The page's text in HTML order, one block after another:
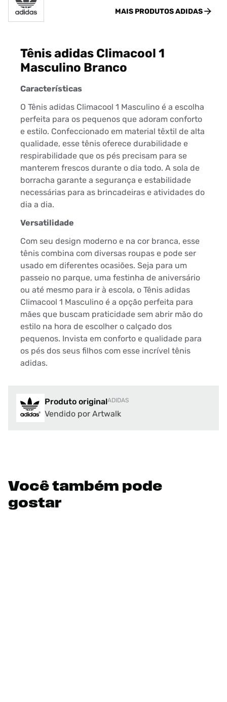
MAIS PRODUTOSADIDAS
Tênis adidas Climacool 1
Masculino Branco
Características
O Tênis adidas Climacool 1 Masculino é a escolha
perfeita para os pequenos que adoram conforto
e estilo. Confeccionado em material têxtil de alta
qualidade, esse tênis oferece durabilidade e
respirabilidade que os pés precisam para se
manterem frescos durante o dia todo. A sola de
borracha garante a segurança e estabilidade
necessárias para as brincadeiras e atividades do
dia a dia.
Versatilidade
Com seu design moderno e na cor branca, esse
tênis combina com diversas roupas e pode ser
usado em diferentes ocasiões. Seja para um
passeio no parque, uma festinha de aniversário
ou até mesmo para ir à escola, o Tênis adidas
Climacool 1 Masculino é a opção perfeita para
mães que buscam praticidade sem abrir mão do
estilo na hora de escolher o calçado dos
pequenos. Invista em conforto e qualidade para
os pés dos seus filhos com esse incrível tênis
adidas.
Produto originalADIDAS
Vendido por Artwalk
Você também pode
gostar